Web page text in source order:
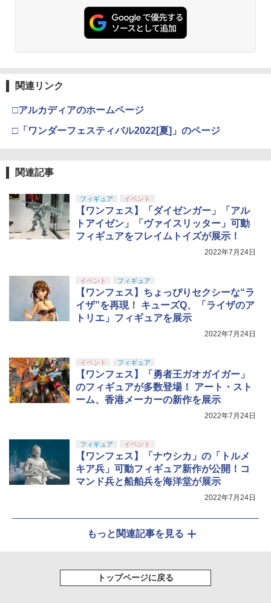
HG 機動戦士ガンダム00 グラハム専用ユ
ニオンフラッグカスタム 1/144スケール
色分け済みプラモデル
4
HGAW 機動新世紀ガンダムX ガンダムエ
アマスター 1/144スケール 色分け済みプ
ラモデル
5
BANDAI SPIRITS(バンダイスピリッツ)
30MS SIS-H00 セスティエ[カラーC] 色
分け済みプラモデル
￥4,500
東京マルイ No.10 ハイキャパ5.1 10歳以
上 電動ブローバック フルオート
￥3,815
4
￥4,486
5
￥3,409
タミヤ クラフトツールシリーズ No.123
先細薄刃ニッパー (ゲートカット用) プラ
モデル用工具 74123
￥2,600
5
体彫刻 耐久 繰返し ハンドメイドネイル
(Bタイプ)
￥499
関連リンク
□アルカディアのホームページ
□「ワンダーフェスティバル2022[夏]」のページ
関連記事
フィギュア イベント
【ワンフェス】「ダイゼンガー」「アル
トアイゼン」「ヴァイスリッター」可動
フィギュアをフレイムトイズが展示！
2022年7月24日
イベント フィギュア
【ワンフェス】ちょっぴりセクシーな“ラ
イザ”を再現！ キューズQ、「ライザのア
トリエ」フィギュアを展示
2022年7月24日
イベント フィギュア
【ワンフェス】「勇者王ガオガイガー」
のフィギュアが多数登場！ アート・スト
ーム、香港メーカーの新作を展示
2022年7月24日
フィギュア イベント
【ワンフェス】「ナウシカ」の「トルメ
キア兵」可動フィギュア新作が公開！コ
マンド兵と船舶兵を海洋堂が展示
2022年7月24日
もっと関連記事を見る
トップページに戻る